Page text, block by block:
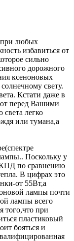
при любых
избавиться от
сильно
дорожного
ксеноновых
свету.
Кстати даже в
перед Вашими
света легко
или тумана,а
Поскольку у
по сравнению
В цифрах это
от 55Вт,а
лампы почти
лампы всего
того,что при
пластиковый
бояться и